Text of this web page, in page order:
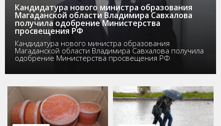
Кандидатура нового министра образования
Магаданской области Владимира Савхалова
получила одобрение Министерства
просвещения РФ
Кандидатура нового министра образования
Магаданской области Владимира Савхалова получила
одобрение Министерства просвещения РФ